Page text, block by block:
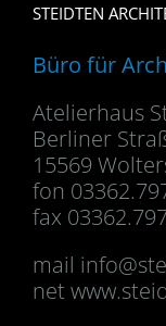
STEIDTEN
Büro für
Atelierhaus
Berliner
15569
fon
fax
mail
net